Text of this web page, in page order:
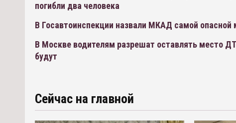
погибли два человека
В Госавтоинспекции назвали МКАД самой
В Москве водителям разрешат оставлять место
будут
Сейчас на главной